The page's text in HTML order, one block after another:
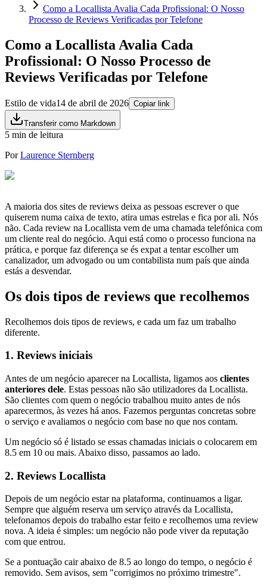
Como a Locallista Avalia Cada Profissional: O Nosso
Processo de Reviews Verificadas por Telefone
Como a Locallista Avalia Cada
Profissional: O Nosso Processo de
Reviews Verificadas por Telefone
Estilo de vida14 de abril de 2026 Copiar link
Transferir como Markdown
5 min de leitura
Por Laurence Sternberg
A maioria dos sites de reviews deixa as pessoas escrever o que
quiserem numa caixa de texto, atira umas estrelas e fica por ali. Nós
não. Cada review na Locallista vem de uma chamada telefónica com
um cliente real do negócio. Aqui está como o processo funciona na
prática, e porque faz diferença se és expat a tentar escolher um
canalizador, um advogado ou um contabilista num país que ainda
estás a desvendar.
Os dois tipos de reviews que recolhemos
Recolhemos dois tipos de reviews, e cada um faz um trabalho
diferente.
1. Reviews iniciais
Antes de um negócio aparecer na Locallista, ligamos aos clientes
anteriores dele. Estas pessoas não são utilizadores da Locallista.
São clientes com quem o negócio trabalhou muito antes de nós
aparecermos, às vezes há anos. Fazemos perguntas concretas sobre
o serviço e avaliamos o negócio com base no que nos contam.
Um negócio só é listado se essas chamadas iniciais o colocarem em
8.5 em 10 ou mais. Abaixo disso, passamos ao lado.
2. Reviews Locallista
Depois de um negócio estar na plataforma, continuamos a ligar.
Sempre que alguém reserva um serviço através da Locallista,
telefonamos depois do trabalho estar feito e recolhemos uma review
nova. A ideia é simples: um negócio não pode viver da reputação
com que entrou.
Se a pontuação cair abaixo de 8.5 ao longo do tempo, o negócio é
removido. Sem avisos, sem "corrigimos no próximo trimestre".